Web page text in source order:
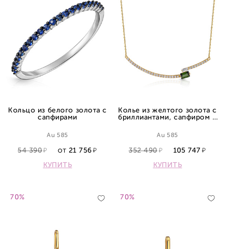
Кольцо из белого золота с
сапфирами
Au 585
54 390 ОТ 21 756
КУПИТЬ
Колье из желтого золота с
бриллиантами, сапфиром и
якорное
Au 585
352 490
105 747
КУПИТЬ
70% 70%